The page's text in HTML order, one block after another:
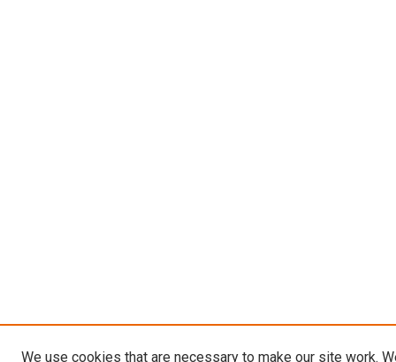
We use cookies that are necessary to make our site work.